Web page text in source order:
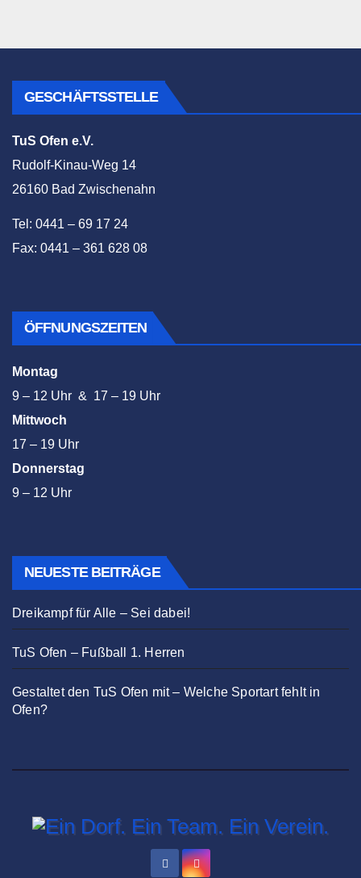
GESCHÄFTSSTELLE
TuS Ofen e.V.
Rudolf-Kinau-Weg 14
26160 Bad Zwischenahn
Tel: 0441 – 69 17 24
Fax: 0441 – 361 628 08
ÖFFNUNGSZEITEN
Montag
9 – 12 Uhr & 17 – 19 Uhr
Mittwoch
17 – 19 Uhr
Donnerstag
9 – 12 Uhr
NEUESTE BEITRÄGE
Dreikampf für Alle – Sei dabei!
TuS Ofen – Fußball 1. Herren
Gestaltet den TuS Ofen mit – Welche Sportart fehlt in
Ofen?